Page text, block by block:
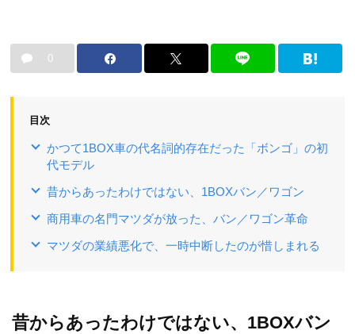
0
目次
かつて1BOX車の代名詞的存在だった「ボンゴ」の初
代モデル
昔からあったわけではない、1BOXバン／ワゴン
商用車の名門マツダが放った、バン／ワゴン革命
マツダの業績悪化で、一時中断したのが惜しまれる
昔からあったわけではない、1BOXバン